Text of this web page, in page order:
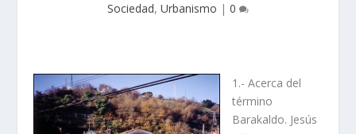
Sociedad, Urbanismo | 0
1.- Acerca del
término
Barakaldo. Jesús